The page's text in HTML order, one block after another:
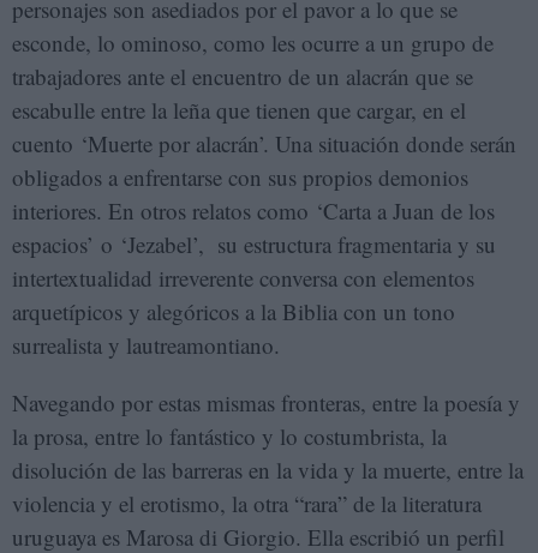
personajes son asediados por el pavor a lo que se
esconde, lo ominoso, como les ocurre a un grupo de
trabajadores ante el encuentro de un alacrán que se
escabulle entre la leña que tienen que cargar, en el
cuento ‘Muerte por alacrán’. Una situación donde serán
obligados a enfrentarse con sus propios demonios
interiores. En otros relatos como ‘Carta a Juan de los
espacios’ o ‘Jezabel’, su estructura fragmentaria y su
intertextualidad irreverente conversa con elementos
arquetípicos y alegóricos a la Biblia con un tono
surrealista y lautreamontiano.
Navegando por estas mismas fronteras, entre la poesía y
la prosa, entre lo fantástico y lo costumbrista, la
disolución de las barreras en la vida y la muerte, entre la
violencia y el erotismo, la otra “rara” de la literatura
uruguaya es Marosa di Giorgio. Ella escribió un perfil